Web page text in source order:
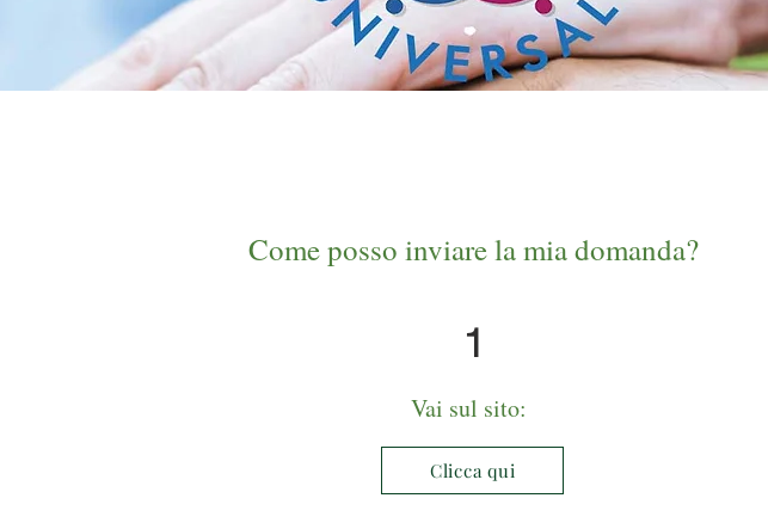
Come posso inviare la mia domanda?
1
Vai sul sito:
Clicca qui